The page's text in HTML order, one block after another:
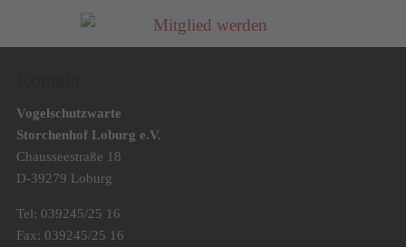
Vogelschutzwarte
Storchenhof Loburg e.V.
Chausseestraße 18
D-39279 Loburg
Tel: 039245/25 16
Fax: 039245/25 16